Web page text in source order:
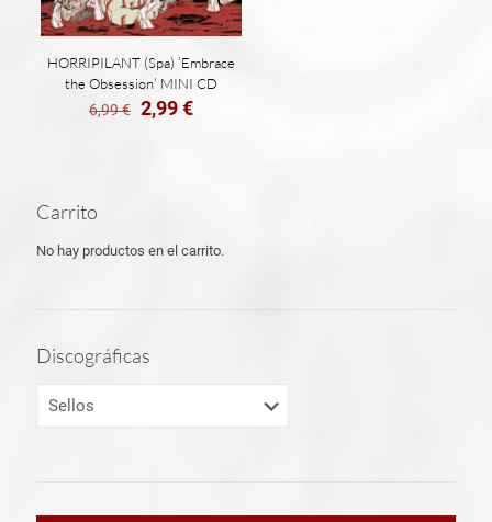
HORRIPILANT (Spa) ‘Embrace
the Obsession’ MINI CD
6,99€ El
2,99€El
Carrito
No hay productos en el carrito.
Discográficas